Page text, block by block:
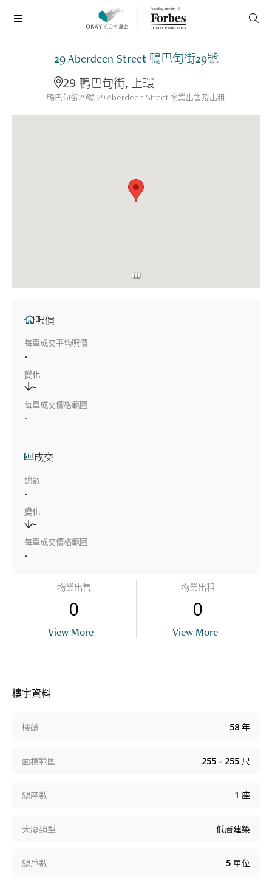
29 Aberdeen Street 鴨巴甸街29號
29 鴨巴甸街, 上環
鴨巴甸街29號 29 Aberdeen Street 物業出售及出租
呎價
每單成交平均呎價
-
變化
-
每單成交價格範圍
-
成交
總數
-
變化
-
每單成交價格範圍
-
物業出售
0
View More
物業出租
0
View More
樓宇資料
樓齡 58 年
面積範圍 255 - 255 尺
總座數 1 座
大廈類型 低層建築
總戶數 5 單位